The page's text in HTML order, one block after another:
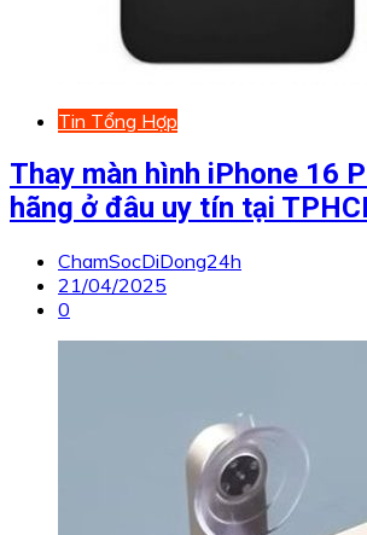
Tin Tổng Hợp
Thay màn hình iPhone 16
hãng ở đâu uy tín tại
ChamSocDiDong24h
21/04/2025
0